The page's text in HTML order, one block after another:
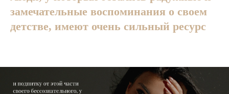
замечательные воспоминания о своем
детстве, имеют очень сильный ресурс